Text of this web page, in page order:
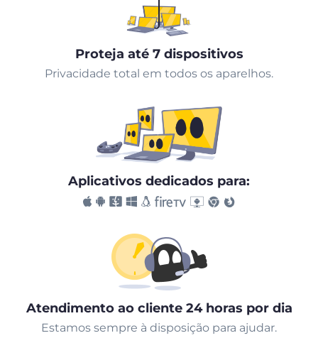
Proteja até 7 dispositivos
Privacidade total em todos os aparelhos.
Aplicativos dedicados para:
Atendimento ao cliente 24 horas por dia
Estamos sempre à disposição para ajudar.